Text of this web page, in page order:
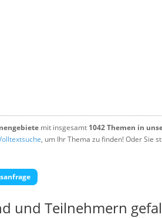
mit insgesamt 1042 Themen in
, um Ihr Thema zu finden! Oder Sie
und Teilnehmern